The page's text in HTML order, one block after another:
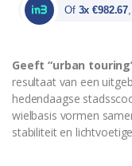
Of 3x €982.67
Geeft “urban
resultaat van een
hedendaagse
wielbasis vormen
stabiliteit en